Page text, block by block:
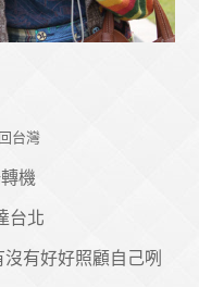
台灣
機
台北
有好好照顧自己咧